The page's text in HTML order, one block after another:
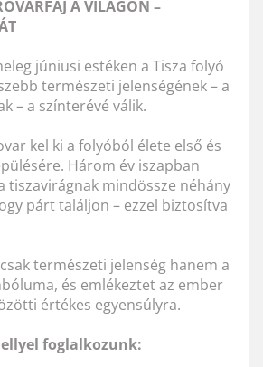
A VILÁGON –
júniusi estéken a Tisza folyó
természeti jelenségének – a
– a színterévé válik.
kel ki a folyóból élete első és
Három év iszapban
mindössze néhány
párt találjon – ezzel biztosítva
természeti jelenség hanem a
és emlékeztet az ember
értékes egyensúlyra.
foglalkozunk: